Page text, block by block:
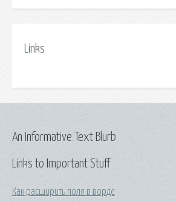
Links
Links to Important Stuff
Как расширить поля в ворде
An Informative Text Blurb